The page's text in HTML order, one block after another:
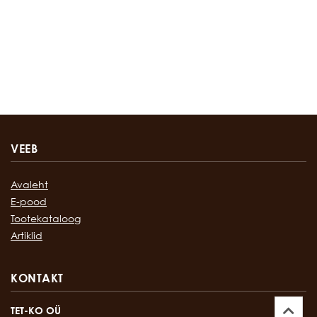
VEEB
Avaleht
E-pood
Tootekataloog
Artiklid
KONTAKT
TET-KO OÜ